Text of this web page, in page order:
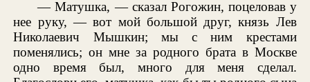
— Матушка, — сказал Рогожин, поцеловав у
нее руку, — вот мой большой друг, князь Лев
Николаевич Мышкин; мы с ним крестами
поменялись; он мне за родного брата в Москве
одно время был, много для меня сделал.